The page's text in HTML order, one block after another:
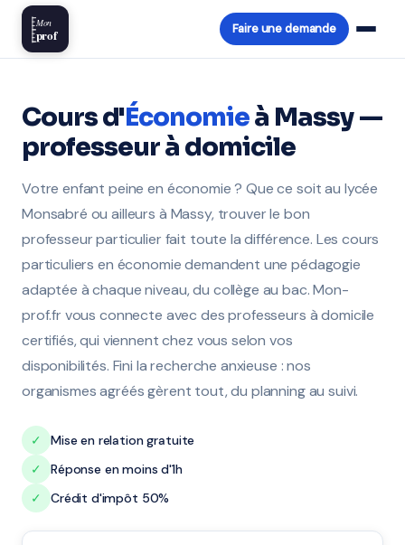
Mon
prof Faire une demande
Cours d'Économieà Massy —
professeur à domicile
Votre enfant peine en économie ? Que ce soit au lycée
Monsabré ou ailleurs à Massy, trouver le bon
professeur particulier fait toute la différence. Les cours
particuliers en économie demandent une pédagogie
adaptée à chaque niveau, du collège au bac. Mon-
prof.fr vous connecte avec des professeurs à domicile
certifiés, qui viennent chez vous selon vos
disponibilités. Fini la recherche anxieuse : nos
organismes agréés gèrent tout, du planning au suivi.
✓
Mise en relation gratuite
✓
Réponse en moins d'1h
✓
Crédit d'impôt 50%